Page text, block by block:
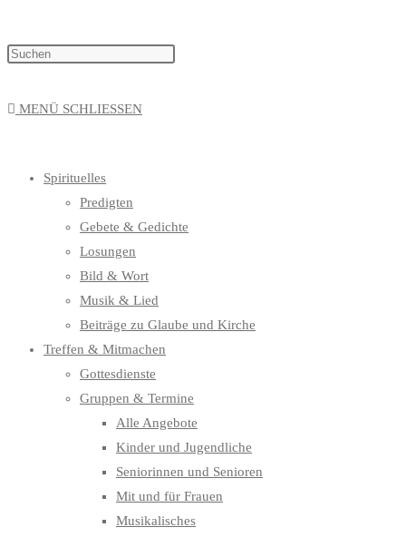
MENÜ SCHLIESSEN
Spirituelles
Predigten
Gebete & Gedichte
Losungen
Bild & Wort
Musik & Lied
Beiträge zu Glaube und Kirche
Treffen & Mitmachen
Gottesdienste
Gruppen & Termine
Alle Angebote
Kinder und Jugendliche
Seniorinnen und Senioren
Mit und für Frauen
Musikalisches